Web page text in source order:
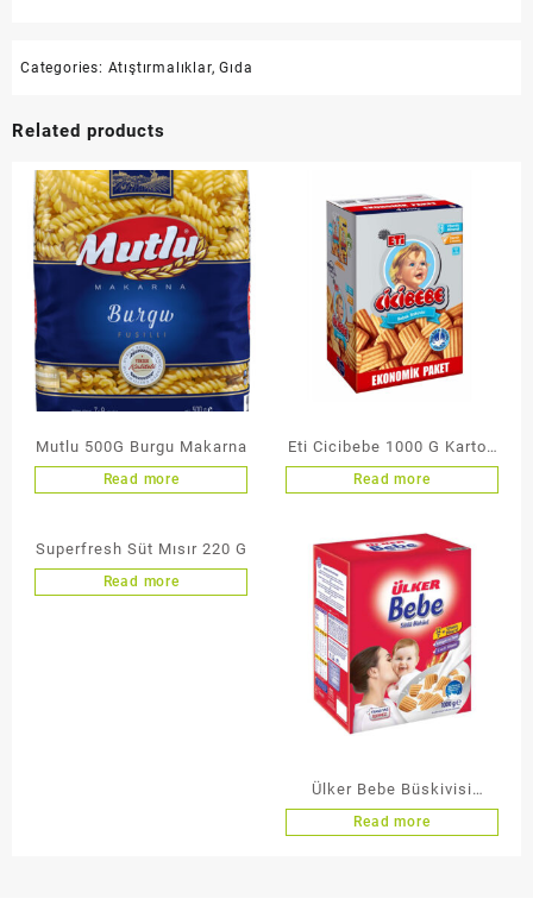
Categories: Atıştırmalıklar,Gıda
Related products
Mutlu 500G Burgu Makarna
Read more
Eti Cicibebe 1000 G Karton
Kutu
Read more
Superfresh Süt Mısır 220 G
Read more
Ülker Bebe Büskivisi
1000G
Read more